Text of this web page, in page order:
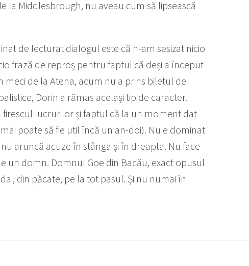
la Middlesbrough, nu aveau cum să lipsească
de lecturat dialogul este că n-am sesizat nicio
frază de reproș pentru faptul că deși a început
de la Atena, acum nu a prins biletul de
Dorin a rămas același tip de caracter.
firescul lucrurilor și faptul că la un moment dat
poate să fie util încă un an-doi). Nu e dominat
aruncă acuze în stânga și în dreapta. Nu face
un domn. Domnul Goe din Bacău, exact opusul
din păcate, pe la tot pasul. Și nu numai în